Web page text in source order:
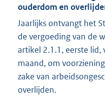
ouderdom en
Jaarlijks ontvangt het
de vergoeding van de
artikel 2.1.1, eerste lid,
maand, om
zake van
overlijden.